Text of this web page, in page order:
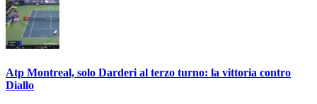
Atp Montreal, solo Darderi al terzo turno: la vittoria contro
Diallo